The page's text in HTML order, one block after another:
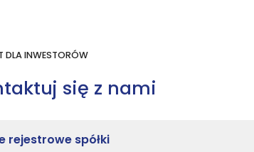
DLA INWESTORÓW
się z nami
rejestrowe spółki